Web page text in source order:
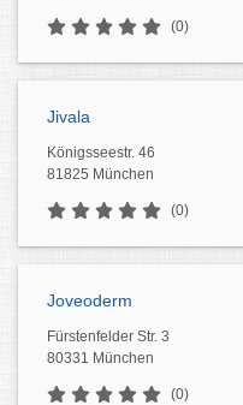
(0)
Jivala
Königsseestr. 46
81825 München
(0)
Joveoderm
Fürstenfelder Str. 3
80331 München
(0)